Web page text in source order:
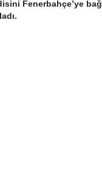
Fenerbahçe’ye